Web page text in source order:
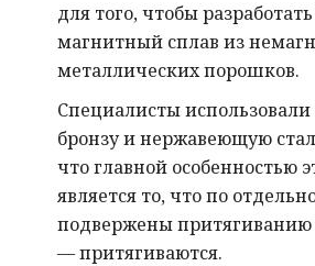
для того, чтобы
магнитный сплав из
металлических порошков.
Специалисты
бронзу и нержавеющую
что главной особенностью
является то, что по
подвержены притягиванию
— притягиваются.